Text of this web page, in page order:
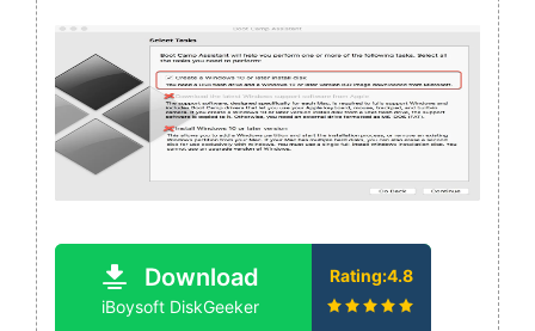
Download
iBoysoft DiskGeeker
Rating:4.8